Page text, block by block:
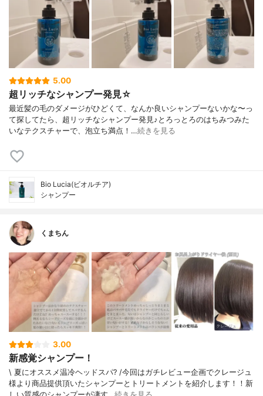
5.00
超リッチなシャンプー発見☆
最近髪の毛のダメージがひどくて、なんか良いシャンプーないかな〜っ
て探してたら、超リッチなシャンプー発見♪とろっとろのはちみつみた
いなテクスチャーで、泡立ち満点！…続きを見る
Bio Lucia(ビオルチア)
シャンプー
くまちん
3.00
新感覚シャンプー！
\ 夏にオススメ温冷ヘッドスパ? /今回はガチレビュー企画でクレージュ
様より商品提供頂いたシャンプーとトリートメントを紹介します！！新